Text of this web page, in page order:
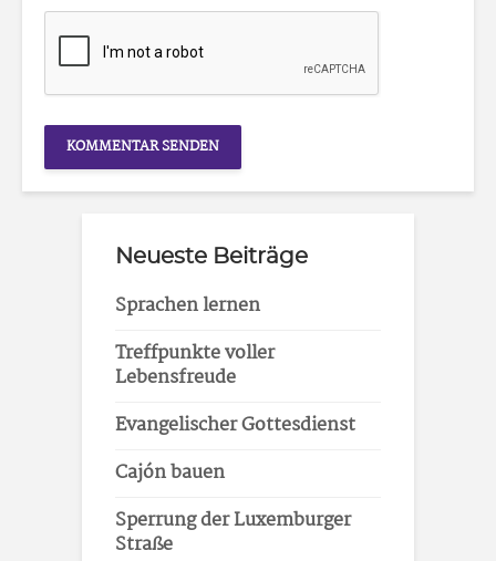
Neueste Beiträge
Sprachen lernen
Treffpunkte voller
Lebensfreude
Evangelischer Gottesdienst
Cajón bauen
Sperrung der Luxemburger
Straße